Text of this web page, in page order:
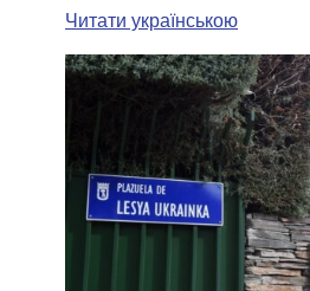
ВСЕ ПЕРСОНЫ
Читати українською